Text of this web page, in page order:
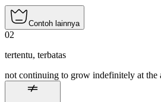
Contoh lainnya
02
tertentu, terbatas
not continuing to grow indefinitely at the